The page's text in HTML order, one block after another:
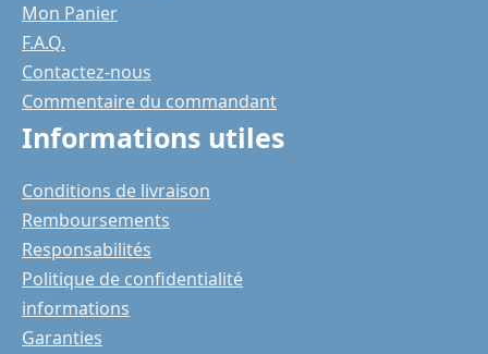
Mon Panier
F.A.Q.
Contactez-nous
Commentaire du commandant
Informations utiles
Conditions de livraison
Remboursements
Responsabilités
Politique de confidentialité
informations
Garanties